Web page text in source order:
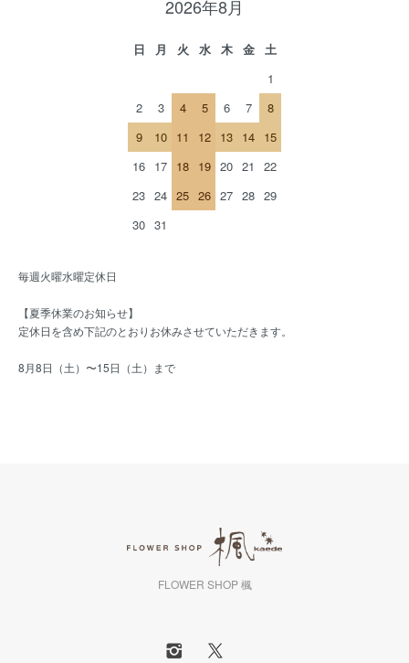
2026年8月
日 月 火 水 木 金
土
1
2
3 4 5 6 7
8
9
10 11 12 13 14 15
16 17 18 19 20 21
22
23 24 25 26 27 28 29
30 31
毎週火曜水曜定休日
【夏季休業のお知らせ】
定休日を含め下記のとおりお休みさせていただきます。
8月8日（土）〜15日（土）まで
FLOWER SHOP 楓